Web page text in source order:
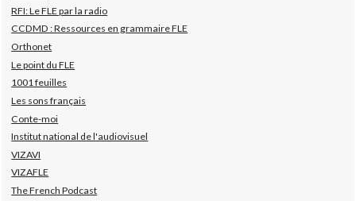
RFI: Le FLE par la radio
CCDMD : Ressources en grammaire FLE
Orthonet
Le point du FLE
1001 feuilles
Les sons français
Conte-moi
Institut national de l'audiovisuel
VIZAVI
VIZAFLE
The French Podcast